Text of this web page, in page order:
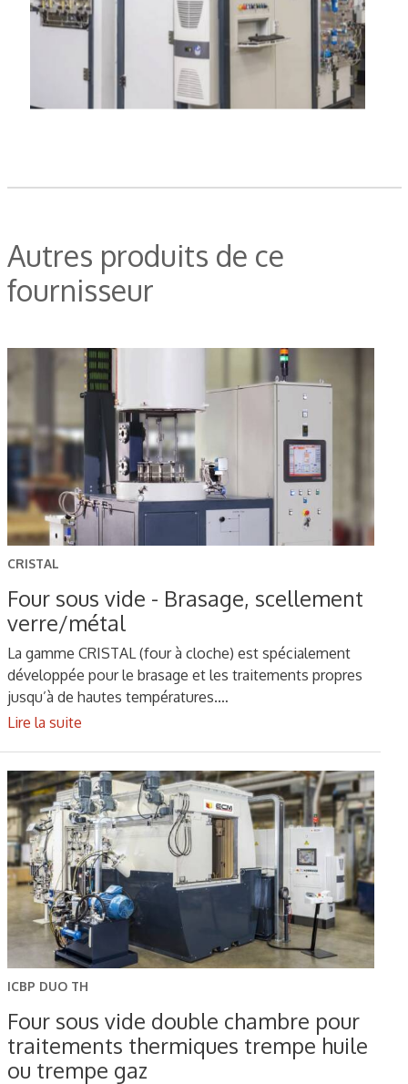
Autres produits de ce
fournisseur
CRISTAL
Four sous vide - Brasage, scellement
verre/métal
La gamme CRISTAL (four à cloche) est spécialement
développée pour le brasage et les traitements propres
jusqu’à de hautes températures.…
Lire la suite
ICBP DUO TH
Four sous vide double chambre pour
traitements thermiques trempe huile
ou trempe gaz